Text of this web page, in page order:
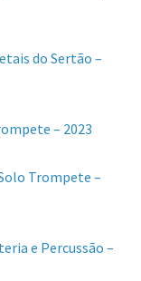
do Sertão –
– 2023
Trompete –
e Percussão –